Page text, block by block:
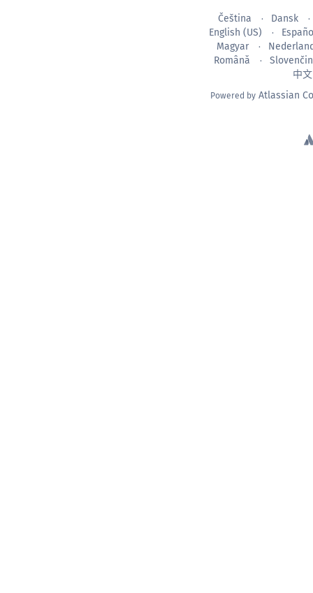
Čeština
Dansk
English (US)
Magyar
Română
中文
Powered by Atlassian